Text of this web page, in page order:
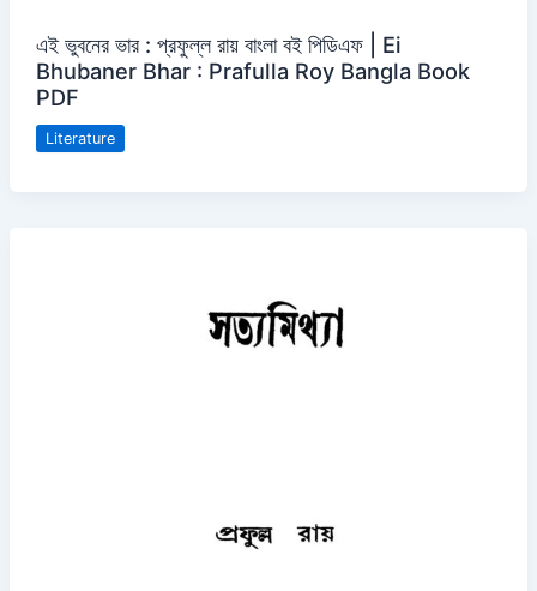
এই ভুবনের ভার : প্রফুল্ল রায় বাংলা বই পিডিএফ | Ei
Bhubaner Bhar : Prafulla Roy Bangla Book
PDF
Literature